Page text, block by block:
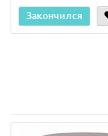
Закончился